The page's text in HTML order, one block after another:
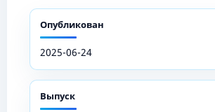
Опубликован
2025-06-24
Выпуск